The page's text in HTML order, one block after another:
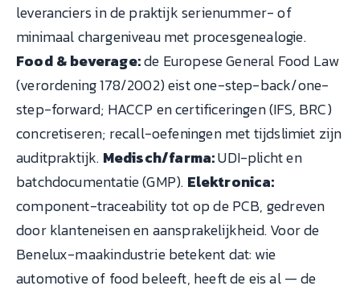
leveranciers in de praktijk serienummer- of
minimaal chargeniveau met procesgenealogie.
Food & beverage:de Europese General Food Law
(verordening 178/2002) eist one-step-back/one-
step-forward; HACCP en certificeringen (IFS, BRC)
concretiseren; recall-oefeningen met tijdslimiet zijn
auditpraktijk. Medisch/farma:UDI-plicht en
batchdocumentatie (GMP). Elektronica:
component-traceability tot op de PCB, gedreven
door klanteneisen en aansprakelijkheid. Voor de
Benelux-maakindustrie betekent dat: wie
automotive of food beleeft, heeft de eis al — de